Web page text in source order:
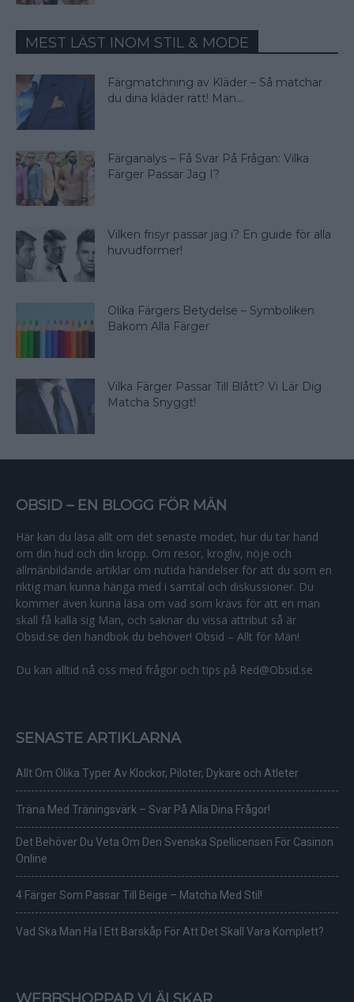
MEST LÄST INOM STIL & MODE
Färgmatchning av Kläder – Så matchar
du dina kläder rätt! Man...
Färganalys – Få Svar På Frågan: Vilka
Färger Passar Jag I?
Vilken frisyr passar jag i? En guide för alla
huvudformer!
Olika Färgers Betydelse – Symboliken
Bakom Alla Färger
Vilka Färger Passar Till Blått? Vi Lär Dig
Matcha Snyggt!
OBSID – EN BLOGG FÖR MÄN
Här kan du läsa allt om det senaste modet, hur du tar hand
om din hud och din kropp. Om resor, krogliv, nöje och
allmänbildande artiklar om nutida händelser för att du som en
riktig man kunna hänga med i samtal och diskussioner. Du
kommer även kunna läsa om vad som krävs för att en man
skall få kalla sig Man, och saknar du vissa attribut så är
Obsid.se den handbok du behöver! Obsid – Allt för Män!
Du kan alltid nå oss med frågor och tips på Red@Obsid.se
SENASTE ARTIKLARNA
Allt Om Olika Typer Av Klockor, Piloter, Dykare och Atleter
Träna Med Träningsvärk – Svar På Alla Dina Frågor!
Det Behöver Du Veta Om Den Svenska Spellicensen För Casinon
Online
4 Färger Som Passar Till Beige – Matcha Med Stil!
Vad Ska Man Ha I Ett Barskåp För Att Det Skall Vara Komplett?